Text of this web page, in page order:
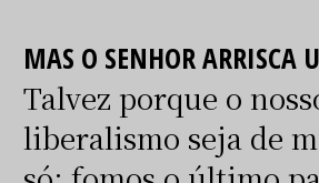
MAS O SENHOR ARRISCA
Talvez porque o
liberalismo seja de